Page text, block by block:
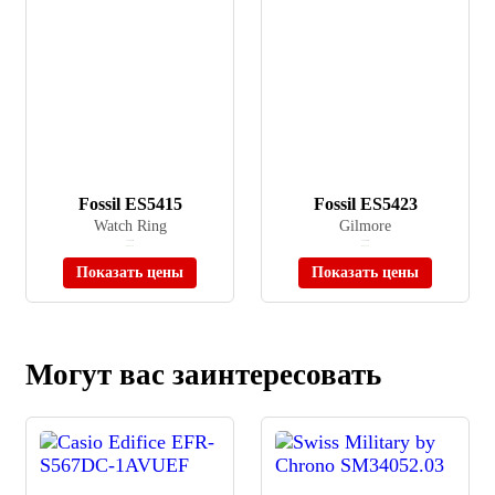
Fossil ES5415
Watch Ring
Показать цены
Fossil ES5423
Gilmore
Показать цены
Могут вас заинтересовать